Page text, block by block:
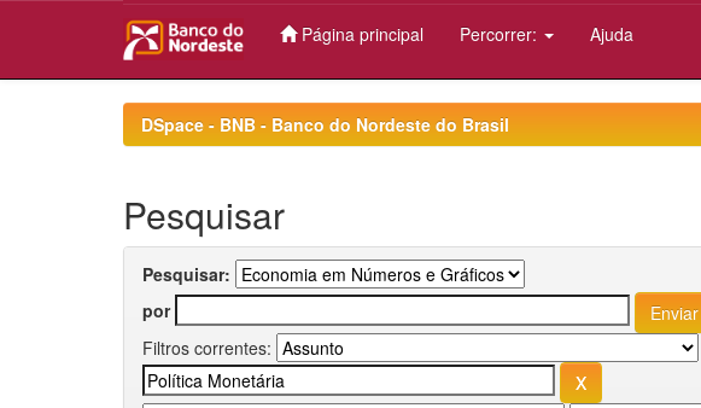
Página principal Percorrer: Ajuda
DSpace - BNB - Banco do Nordeste do Brasil
Pesquisar
Pesquisar:
por
Filtros correntes: